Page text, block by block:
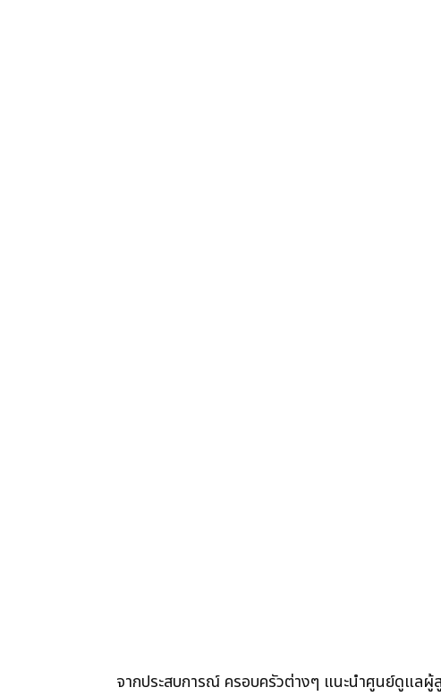
จากประสบการณ์ ครอบครัวต่างๆ แนะนำศูนย์ดูแล